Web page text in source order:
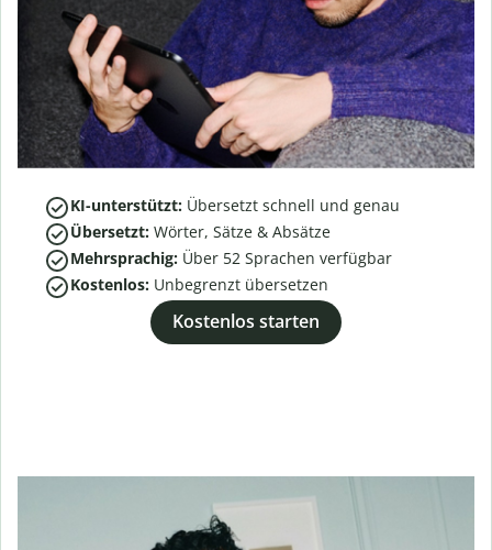
KI-unterstützt: Übersetzt schnell und genau
Übersetzt: Wörter, Sätze & Absätze
Mehrsprachig: Über 52 Sprachen verfügbar
Kostenlos: Unbegrenzt übersetzen
Kostenlos starten